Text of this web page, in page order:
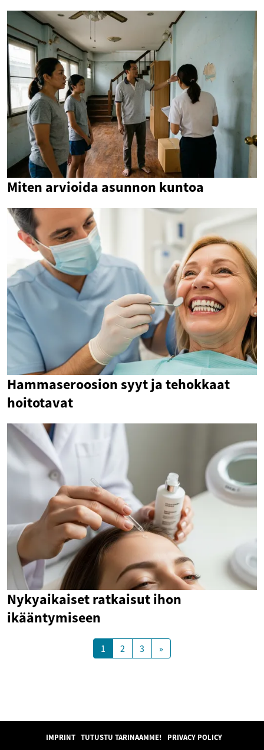
Miten arvioida asunnon kuntoa
Hammaseroosion syyt ja tehokkaat
hoitotavat
Nykyaikaiset ratkaisut ihon
ikääntymiseen
1 2 3 »
IMPRINT TUTUSTU TARINAAMME! PRIVACY POLICY